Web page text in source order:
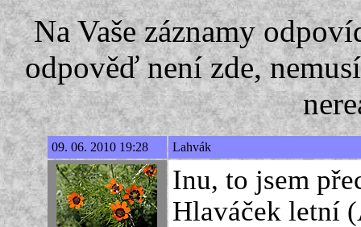
Na Vaše záznamy
odpověď není zde,
09. 06. 2010 19:28 Lahvák
Inu, to jsem
Hlaváček letní